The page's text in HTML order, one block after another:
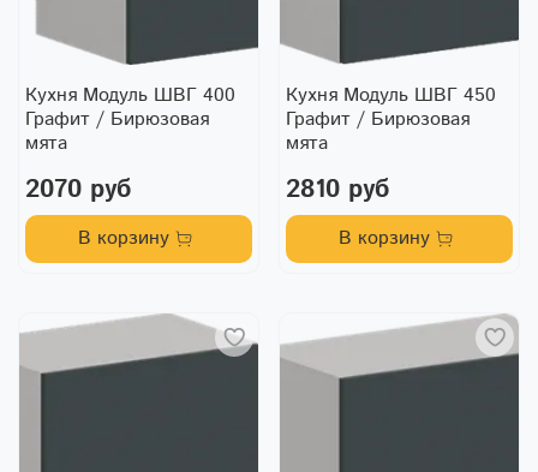
Кухня Модуль ШВГ 400
Графит / Бирюзовая
мята
2070 руб
В корзину
Кухня Модуль ШВГ 450
Графит / Бирюзовая
мята
2810 руб
В корзину